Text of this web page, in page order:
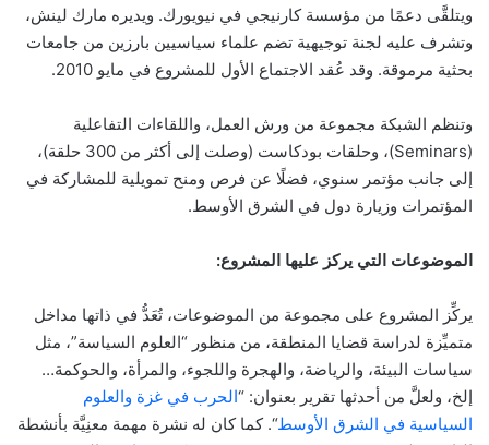
ويتلقَّى دعمًا من مؤسسة كارنيجي في نيويورك. ويديره مارك لينش،
وتشرف عليه لجنة توجيهية تضم علماء سياسيين بارزين من جامعات
بحثية مرموقة. وقد عُقد الاجتماع الأول للمشروع في مايو 2010.
وتنظم الشبكة مجموعة من ورش العمل، واللقاءات التفاعلية
(Seminars)، وحلقات بودكاست (وصلت إلى أكثر من 300 حلقة)،
إلى جانب مؤتمر سنوي، فضلًا عن فرص ومنح تمويلية للمشاركة في
المؤتمرات وزيارة دول في الشرق الأوسط.
الموضوعات التي يركز عليها المشروع:
يركِّز المشروع على مجموعة من الموضوعات، تُعَدُّ في ذاتها مداخل
متميِّزة لدراسة قضايا المنطقة، من منظور “العلوم السياسة”، مثل
سياسات البيئة، والرياضة، والهجرة واللجوء، والمرأة، والحوكمة…
إلخ، ولعلَّ من أحدثها تقرير بعنوان: “الحرب في غزة والعلوم
السياسية في الشرق الأوسط“. كما كان له نشرة مهمة معنِيَّة بأنشطة